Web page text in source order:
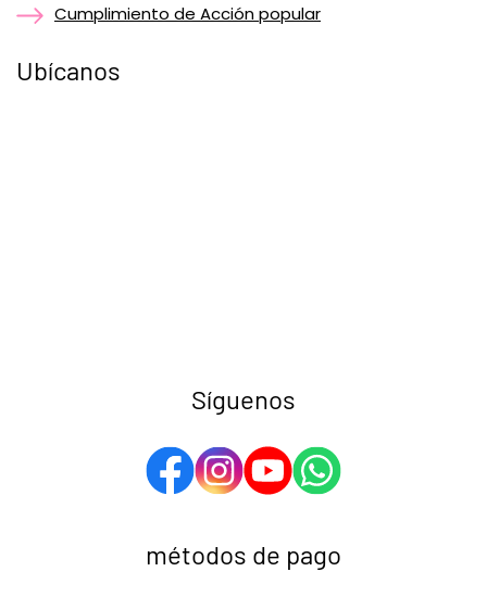
Cumplimiento de Acción popular
Ubícanos
Síguenos
métodos de pago